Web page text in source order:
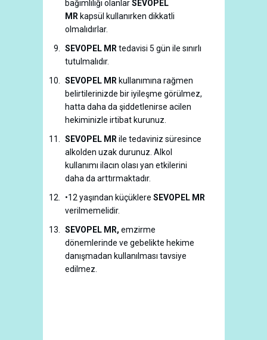
bağımlılığı olanlarSEVOPEL
MR kapsül kullanırken dikkatli
olmalıdırlar.
SEVOPEL MR tedavisi 5 gün ile sınırlı
tutulmalıdır.
SEVOPEL MR kullanımına rağmen
belirtilerinizde bir iyileşme görülmez,
hatta daha da şiddetlenirse acilen
hekiminizle irtibat kurunuz.
SEVOPEL MR ile tedaviniz süresince
alkolden uzak durunuz. Alkol
kullanımı ilacın olası yan etkilerini
daha da arttırmaktadır.
•12 yaşından küçüklere SEVOPEL MR
verilmemelidir.
SEVOPEL MR, emzirme
dönemlerinde ve gebelikte hekime
danışmadan kullanılması tavsiye
edilmez.